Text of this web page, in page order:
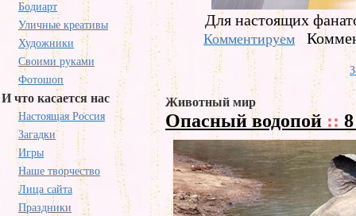
Бодиарт
Уличные креативы
Художники
Своими руками
Фотошоп
И что касается нас
Настоящая Россия
Загадки
Игры
Наше творчество
Лица сайта
Праздники
Для настоящих
Комментируем
Животный мир
Опасный водопой ::